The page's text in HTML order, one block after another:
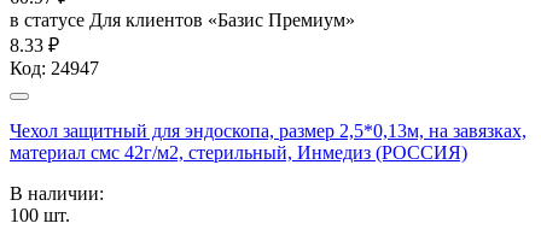
в статусе Для клиентов «Базис Премиум»
8.33 ₽
Код: 24947
Чехол защитный для эндоскопа, размер 2,5*0,13м, на завязках,
материал смс 42г/м2, стерильный, Инмедиз (РОССИЯ)
В наличии:
100 шт.